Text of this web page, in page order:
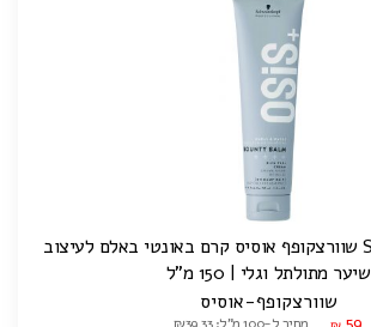
SCHWARZKOPF שוורצקופף אוסיס קרם באונטי באלם לעיצוב
שיער מתולתל וגלי | 150 מ"ל
שוורצקופף-אוסיס